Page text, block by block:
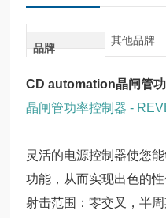
品牌
其他品牌
CD automation晶闸管
晶闸管功率控制器 -
灵活的电源控制器使您
功能，从而实现出色的
射击范围：零交叉，半